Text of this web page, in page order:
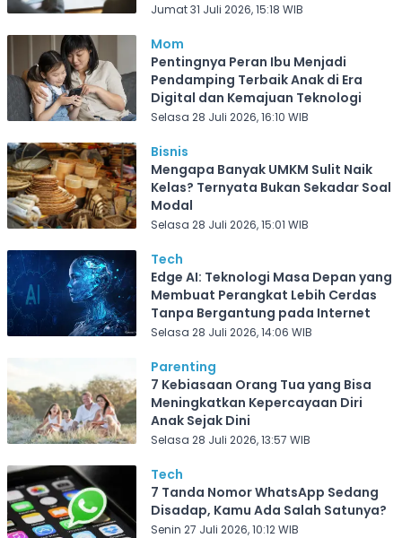
Jumat 31 Juli 2026, 15:18 WIB
Mom
Pentingnya Peran Ibu Menjadi
Pendamping Terbaik Anak di Era
Digital dan Kemajuan Teknologi
Selasa 28 Juli 2026, 16:10 WIB
Bisnis
Mengapa Banyak UMKM Sulit Naik
Kelas? Ternyata Bukan Sekadar Soal
Modal
Selasa 28 Juli 2026, 15:01 WIB
Tech
Edge AI: Teknologi Masa Depan yang
Membuat Perangkat Lebih Cerdas
Tanpa Bergantung pada Internet
Selasa 28 Juli 2026, 14:06 WIB
Parenting
7 Kebiasaan Orang Tua yang Bisa
Meningkatkan Kepercayaan Diri
Anak Sejak Dini
Selasa 28 Juli 2026, 13:57 WIB
Tech
7 Tanda Nomor WhatsApp Sedang
Disadap, Kamu Ada Salah Satunya?
Senin 27 Juli 2026, 10:12 WIB